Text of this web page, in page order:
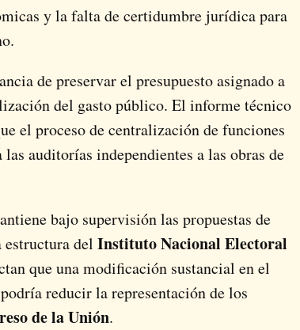
y la falta de certidumbre jurídica para
de preservar el presupuesto asignado a
del gasto público. El informe técnico
el proceso de centralización de funciones
auditorías independientes a las obras de
bajo supervisión las propuestas de
del Instituto Nacional Electoral
que una modificación sustancial en el
reducir la representación de los
de la Unión.